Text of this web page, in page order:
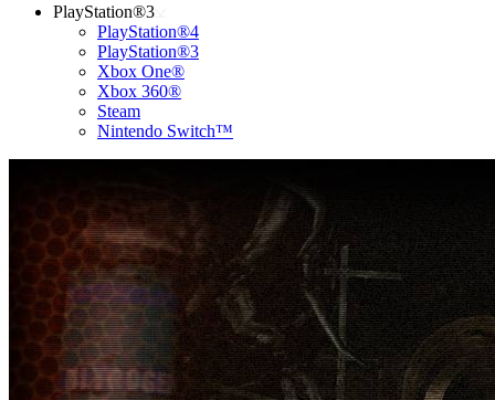
PlayStation®3
PlayStation®4
PlayStation®3
Xbox One®
Xbox 360®
Steam
Nintendo Switch™